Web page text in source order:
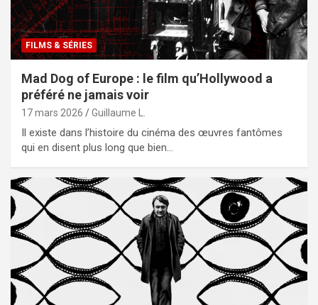
FILMS & SÉRIES
Mad Dog of Europe : le film qu’Hollywood a
préféré ne jamais voir
17 mars 2026 Guillaume L.
Il existe dans l’histoire du cinéma des œuvres fantômes
qui en disent plus long que bien…